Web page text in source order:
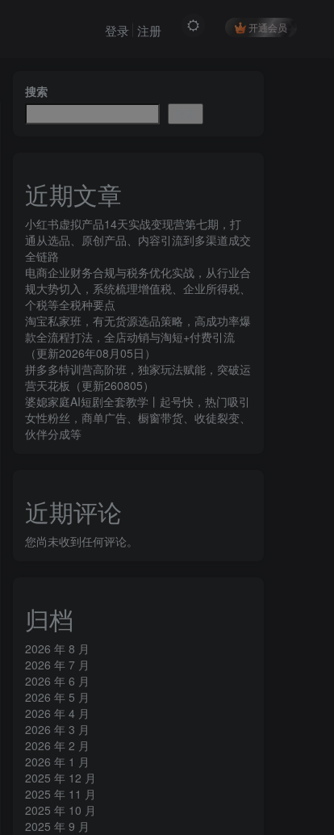
开通会员
登录 注册
搜索
近期文章
小红书虚拟产品14天实战变现营第七期，打
通从选品、原创产品、内容引流到多渠道成交
全链路
电商企业财务合规与税务优化实战，从行业合
规大势切入，系统梳理增值税、企业所得税、
个税等全税种要点
淘宝私家班，有无货源选品策略，高成功率爆
款全流程打法，全店动销与淘短+付费引流
（更新2026年08月05日）
拼多多特训营高阶班，独家玩法赋能，突破运
营天花板（更新260805）
婆媳家庭AI短剧全套教学丨起号快，热门吸引
女性粉丝，商单广告、橱窗带货、收徒裂变、
伙伴分成等
近期评论
您尚未收到任何评论。
归档
2026 年 8 月
2026 年 7 月
2026 年 6 月
2026 年 5 月
2026 年 4 月
2026 年 3 月
2026 年 2 月
2026 年 1 月
2025 年 12 月
2025 年 11 月
2025 年 10 月
2025 年 9 月